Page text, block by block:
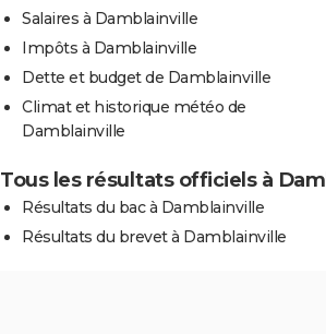
Salaires à Damblainville
Impôts à Damblainville
Dette et budget de Damblainville
Climat et historique météo de
Damblainville
Tous les résultats officiels à
Résultats du bac à Damblainville
Résultats du brevet à Damblainville